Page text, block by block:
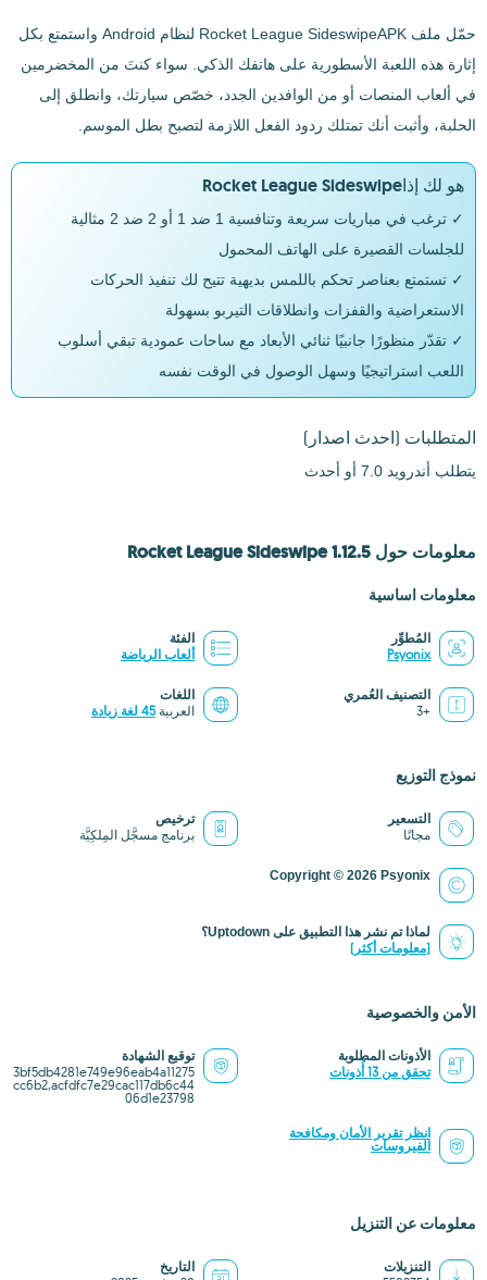
حمّل ملف Rocket League SideswipeAPK لنظام Android واستمتع بكل
إثارة هذه اللعبة الأسطورية على هاتفك الذكي. سواء كنتَ من المخضرمين
في ألعاب المنصات أو من الوافدين الجدد، خصّص سيارتك، وانطلق إلى
الحلبة، وأثبت أنك تمتلك ردود الفعل اللازمة لتصبح بطل الموسم.
هو لك إذاRocket League Sideswipe
✓ ترغب في مباريات سريعة وتنافسية 1 ضد 1 أو 2 ضد 2 مثالية
للجلسات القصيرة على الهاتف المحمول
✓ تستمتع بعناصر تحكم باللمس بديهية تتيح لك تنفيذ الحركات
الاستعراضية والقفزات وانطلاقات التيربو بسهولة
✓ تقدّر منظورًا جانبيًا ثنائي الأبعاد مع ساحات عمودية تبقي أسلوب
اللعب استراتيجيًا وسهل الوصول في الوقت نفسه
المتطلبات (احدث اصدار)
يتطلب أندرويد 7.0 أو أحدث
معلومات حول Rocket League Sideswipe 1.12.5
معلومات اساسية
المُطوِّر
Psyonix
الفئة
ألعاب الرياضة
التصنيف العُمري
+3
اللغات
العربية45 لغة زيادة
نموذج التوزيع
التسعير
مجانًا
ترخيص
برنامج مسجَّل المِلكِيَّة
Copyright © 2026 Psyonix
لماذا تم نشر هذا التطبيق على Uptodown؟
(معلومات أكثر)
الأمن والخصوصية
الأذونات المطلوبة
تحقق من 13 أُذونات
توقيع الشهادة
3bf5db4281e749e96eab4a11275
cc6b2,acfdfc7e29cac117db6c44
06d1e23798
انظر تقرير الأمان ومكافحة
الفيروسات
معلومات عن التنزيل
التنزيلات التاريخ